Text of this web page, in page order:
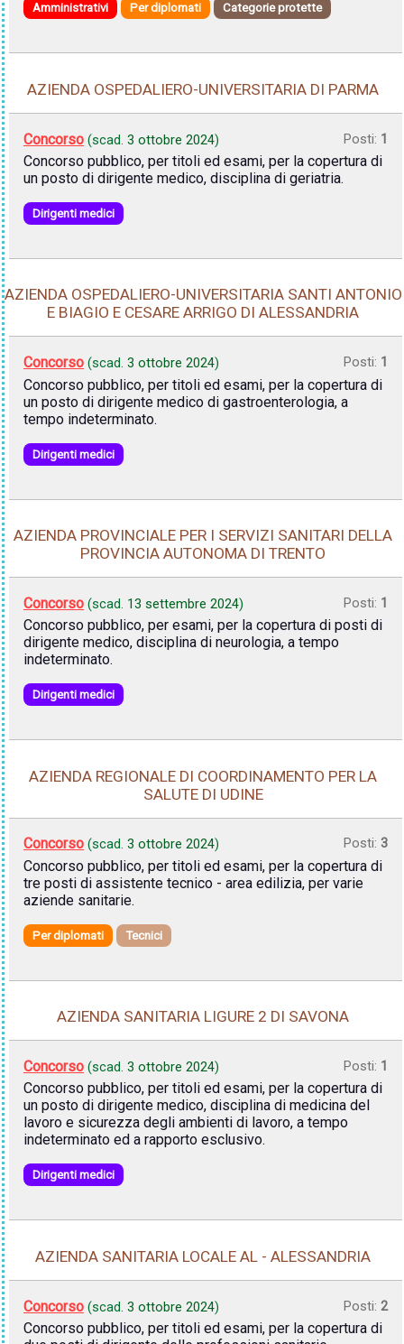
Amministrativi Per diplomati Categorie protette
AZIENDA OSPEDALIERO-UNIVERSITARIA DI PARMA
Concorso (scad. 3 ottobre 2024) Posti: 1
Concorso pubblico, per titoli ed esami, per la copertura di
un posto di dirigente medico, disciplina di geriatria.
Dirigenti medici
AZIENDA OSPEDALIERO-UNIVERSITARIA SANTI ANTONIO
E BIAGIO E CESARE ARRIGO DI ALESSANDRIA
Concorso (scad. 3 ottobre 2024) Posti: 1
Concorso pubblico, per titoli ed esami, per la copertura di
un posto di dirigente medico di gastroenterologia, a
tempo indeterminato.
Dirigenti medici
AZIENDA PROVINCIALE PER I SERVIZI SANITARI DELLA
PROVINCIA AUTONOMA DI TRENTO
Concorso (scad. 13 settembre 2024) Posti: 1
Concorso pubblico, per esami, per la copertura di posti di
dirigente medico, disciplina di neurologia, a tempo
indeterminato.
Dirigenti medici
AZIENDA REGIONALE DI COORDINAMENTO PER LA
SALUTE DI UDINE
Concorso (scad. 3 ottobre 2024) Posti: 3
Concorso pubblico, per titoli ed esami, per la copertura di
tre posti di assistente tecnico - area edilizia, per varie
aziende sanitarie.
Per diplomati Tecnici
AZIENDA SANITARIA LIGURE 2 DI SAVONA
Concorso (scad. 3 ottobre 2024) Posti: 1
Concorso pubblico, per titoli ed esami, per la copertura di
un posto di dirigente medico, disciplina di medicina del
lavoro e sicurezza degli ambienti di lavoro, a tempo
indeterminato ed a rapporto esclusivo.
Dirigenti medici
AZIENDA SANITARIA LOCALE AL - ALESSANDRIA
Concorso (scad. 3 ottobre 2024) Posti: 2
Concorso pubblico, per titoli ed esami, per la copertura di